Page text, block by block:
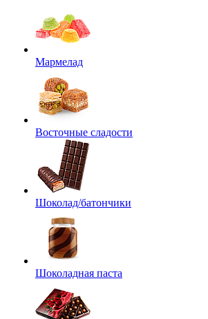
Мармелад
Восточные сладости
Шоколад/батончики
Шоколадная паста